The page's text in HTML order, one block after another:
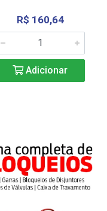
R$ 160,64
Adicionar